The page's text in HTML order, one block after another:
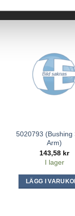
5020793 (Bushing
Arm)
143,58 kr
I lager
LÄGG I